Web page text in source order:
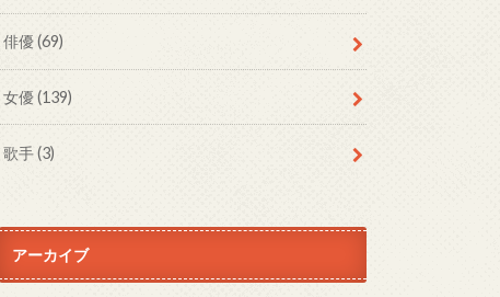
俳優(69)
女優(139)
歌手(3)
アーカイブ